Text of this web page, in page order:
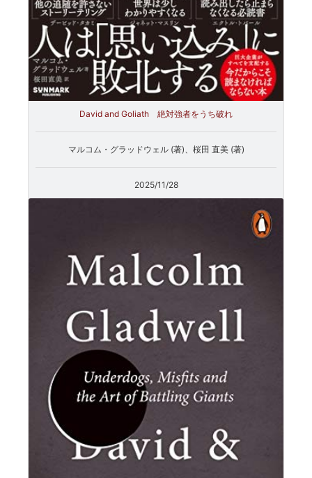
David and Goliath 絶対強者をうち破れ
マルコム・グラッドウェル (著)、桜田 直美 (著)
2025/11/28